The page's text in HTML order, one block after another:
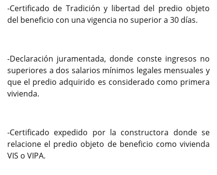
-Certificado de Tradición y libertad del predio objeto
del beneficio con una vigencia no superior a 30 días.
-Declaración juramentada, donde conste ingresos no
superiores a dos salarios mínimos legales mensuales y
que el predio adquirido es considerado como primera
vivienda.
-Certificado expedido por la constructora donde se
relacione el predio objeto de beneficio como vivienda
VIS o VIPA.